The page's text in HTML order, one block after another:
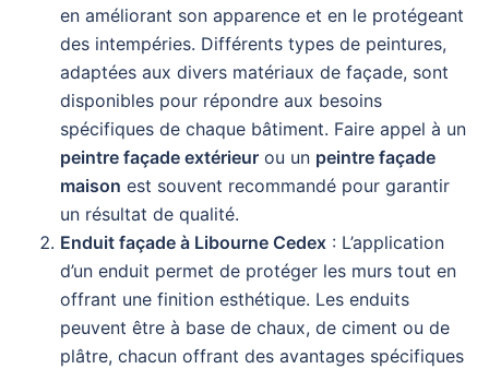
en améliorant son apparence et en le protégeant
des intempéries. Différents types de peintures,
adaptées aux divers matériaux de façade, sont
disponibles pour répondre aux besoins
spécifiques de chaque bâtiment. Faire appel à un
peintre façade extérieur ou un peintre façade
maison est souvent recommandé pour garantir
un résultat de qualité.
Enduit façade à Libourne Cedex : L’application
d’un enduit permet de protéger les murs tout en
offrant une finition esthétique. Les enduits
peuvent être à base de chaux, de ciment ou de
plâtre, chacun offrant des avantages spécifiques